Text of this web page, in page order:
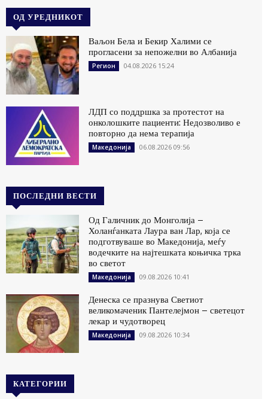
ОД УРЕДНИКОТ
Ваљон Бела и Бекир Халими се
прогласени за непожелни во Албанија
Регион 04.08.2026 15:24
ЛДП со поддршка за протестот на
онколошките пациенти: Недозволиво е
повторно да нема терапија
Македонија 06.08.2026 09:56
ПОСЛЕДНИ ВЕСТИ
Од Галичник до Монголија –
Холанѓанката Лаура ван Лар, која се
подготвуваше во Македонија, меѓу
водечките на најтешката коњичка трка
во светот
Македонија 09.08.2026 10:41
Денеска се празнува Светиот
великомаченик Пантелејмон – светецот
лекар и чудотворец
Македонија 09.08.2026 10:34
КАТЕГОРИИ